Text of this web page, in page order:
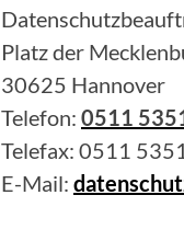
Platz der
30625 Hannover
Telefon: 0511
Telefax: 0511
E-Mail: